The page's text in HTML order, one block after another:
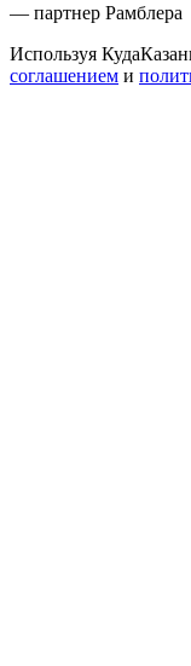
— партнер Рамблера
Используя
соглашением и